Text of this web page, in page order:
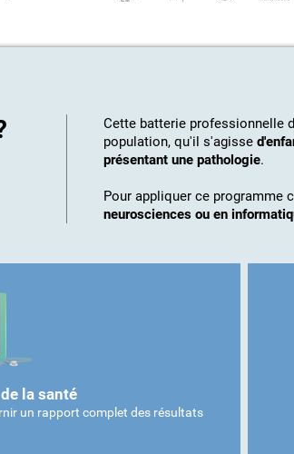
Cette batterie professionnelle
population, qu'il s'agisse
présentant une pathologie.
Pour appliquer ce programme
neurosciences ou en
la santé
un rapport complet des résultats